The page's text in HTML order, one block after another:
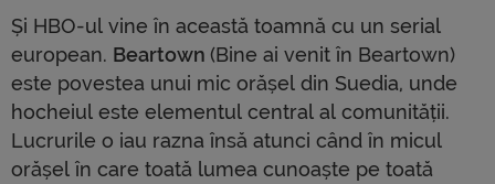
Și HBO-ul vine în această toamnă cu un serial
european. Beartown (Bine ai venit în Beartown)
este povestea unui mic orășel din Suedia, unde
hocheiul este elementul central al comunității.
Lucrurile o iau razna însă atunci când în micul
orășel în care toată lumea cunoaște pe toată